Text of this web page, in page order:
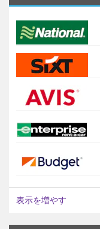
表示を増やす